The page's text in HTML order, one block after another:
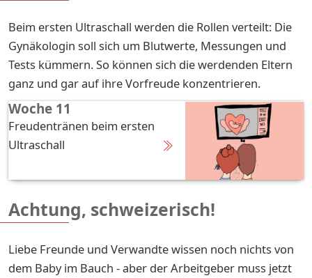
Beim ersten Ultraschall werden die Rollen verteilt: Die
Gynäkologin soll sich um Blutwerte, Messungen und
Tests kümmern. So können sich die werdenden Eltern
ganz und gar auf ihre Vorfreude konzentrieren.
Woche 11
Freudentränen beim ersten
Ultraschall
Achtung, schweizerisch!
Liebe Freunde und Verwandte wissen noch nichts von
dem Baby im Bauch - aber der Arbeitgeber muss jetzt